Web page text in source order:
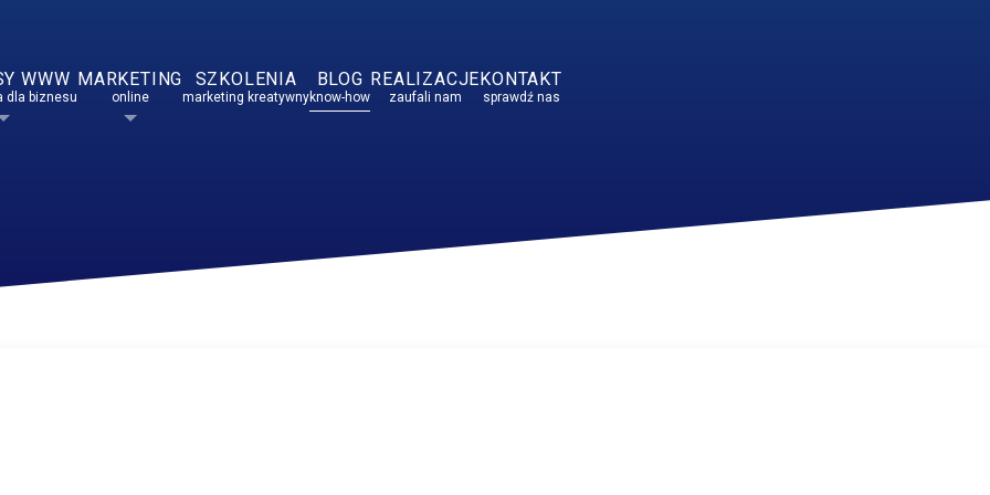
WWW
dla biznesu
MARKETING
online
SZKOLENIA
marketing kreatywny
BLOG
know-how
REALIZACJE
zaufali nam
KONTAKT
sprawdź nas